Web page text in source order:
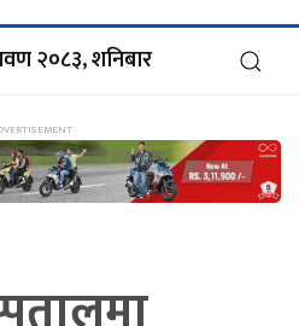
२०८३, शनिबार